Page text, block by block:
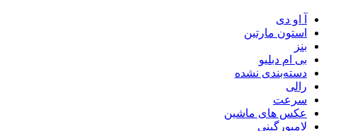
آ او دی
استون مارتین
بنز
بی ام دبلیو
دسته‌بندی نشده
رالی
سرعت
عکس های ماشین
لامبورگینی